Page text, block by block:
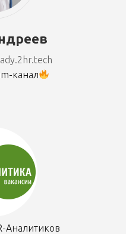
канал
Аналитиков